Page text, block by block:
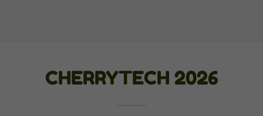
CHERRYTECH 2026